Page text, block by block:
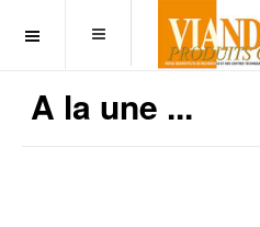
OFF CANVAS
A la une ...